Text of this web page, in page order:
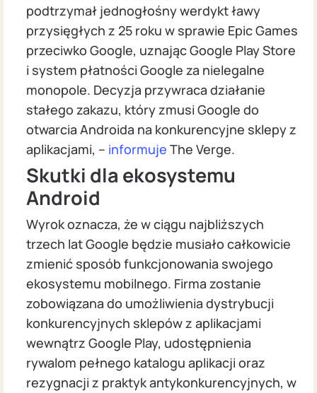
podtrzymał jednogłośny werdykt ławy
przysięgłych z 25 roku w sprawie Epic Games
przeciwko Google, uznając Google Play Store
i system płatności Google za nielegalne
monopole. Decyzja przywraca działanie
stałego zakazu, który zmusi Google do
otwarcia Androida na konkurencyjne sklepy z
aplikacjami, – informuje The Verge.
Skutki dla ekosystemu
Android
Wyrok oznacza, że w ciągu najbliższych
trzech lat Google będzie musiało całkowicie
zmienić sposób funkcjonowania swojego
ekosystemu mobilnego. Firma zostanie
zobowiązana do umożliwienia dystrybucji
konkurencyjnych sklepów z aplikacjami
wewnątrz Google Play, udostępnienia
rywalom pełnego katalogu aplikacji oraz
rezygnacji z praktyk antykonkurencyjnych, w